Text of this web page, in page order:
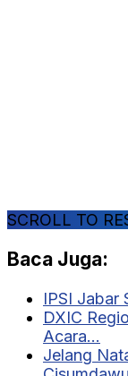
SCROLL TO
Baca Juga:
IPSI Jabar
DXIC
Acara…
Jelang